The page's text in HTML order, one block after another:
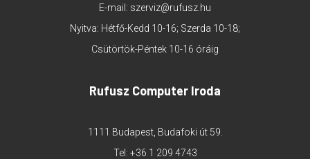
E-mail: szerviz@rufusz.hu
Nyitva: Hétfő-Kedd 10-16; Szerda 10-18;
Csütörtök-Péntek 10-16 óráig
Rufusz Computer Iroda
1111 Budapest, Budafoki út 59.
Tel: +36 1 209 4743